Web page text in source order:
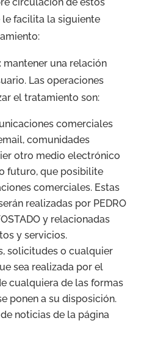
facilita la siguiente
mantener una relación
Las operaciones
el tratamiento son:
comerciales
comunidades
otro medio electrónico
futuro, que posibilite
comerciales. Estas
realizadas por PEDRO
y relacionadas
y servicios.
solicitudes o cualquier
sea realizada por el
cualquiera de las formas
ponen a su disposición.
noticias de la página